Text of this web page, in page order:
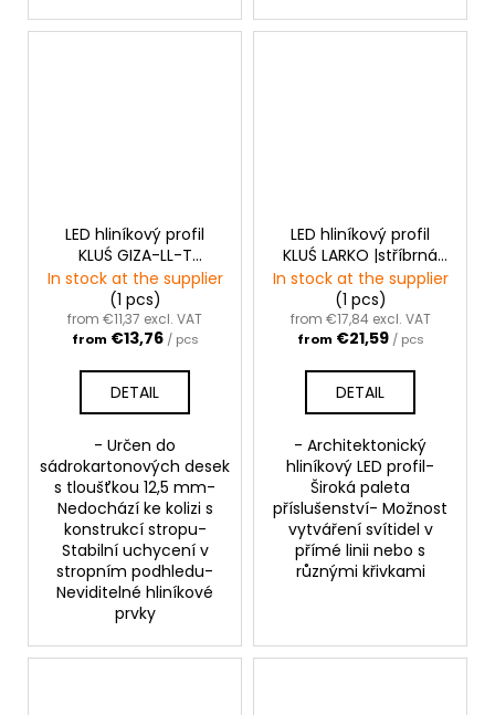
LED hliníkový profil
KLUŚ GIZA-LL-T
|neanodizovaný
In stock at the supplier
(1 pcs)
from €11,37 excl. VAT
from €13,76 / pcs
DETAIL
- Určen do
sádrokartonových desek
s tloušťkou 12,5 mm-
Nedochází ke kolizi s
konstrukcí stropu-
Stabilní uchycení v
stropním podhledu-
Neviditelné hliníkové
prvky
LED hliníkový profil
KLUŚ LARKO |stříbrná
anoda
In stock at the supplier
(1 pcs)
from €17,84 excl. VAT
from €21,59 / pcs
DETAIL
- Architektonický
hliníkový LED profil-
Široká paleta
příslušenství- Možnost
vytváření svítidel v
přímé linii nebo s
různými křivkami